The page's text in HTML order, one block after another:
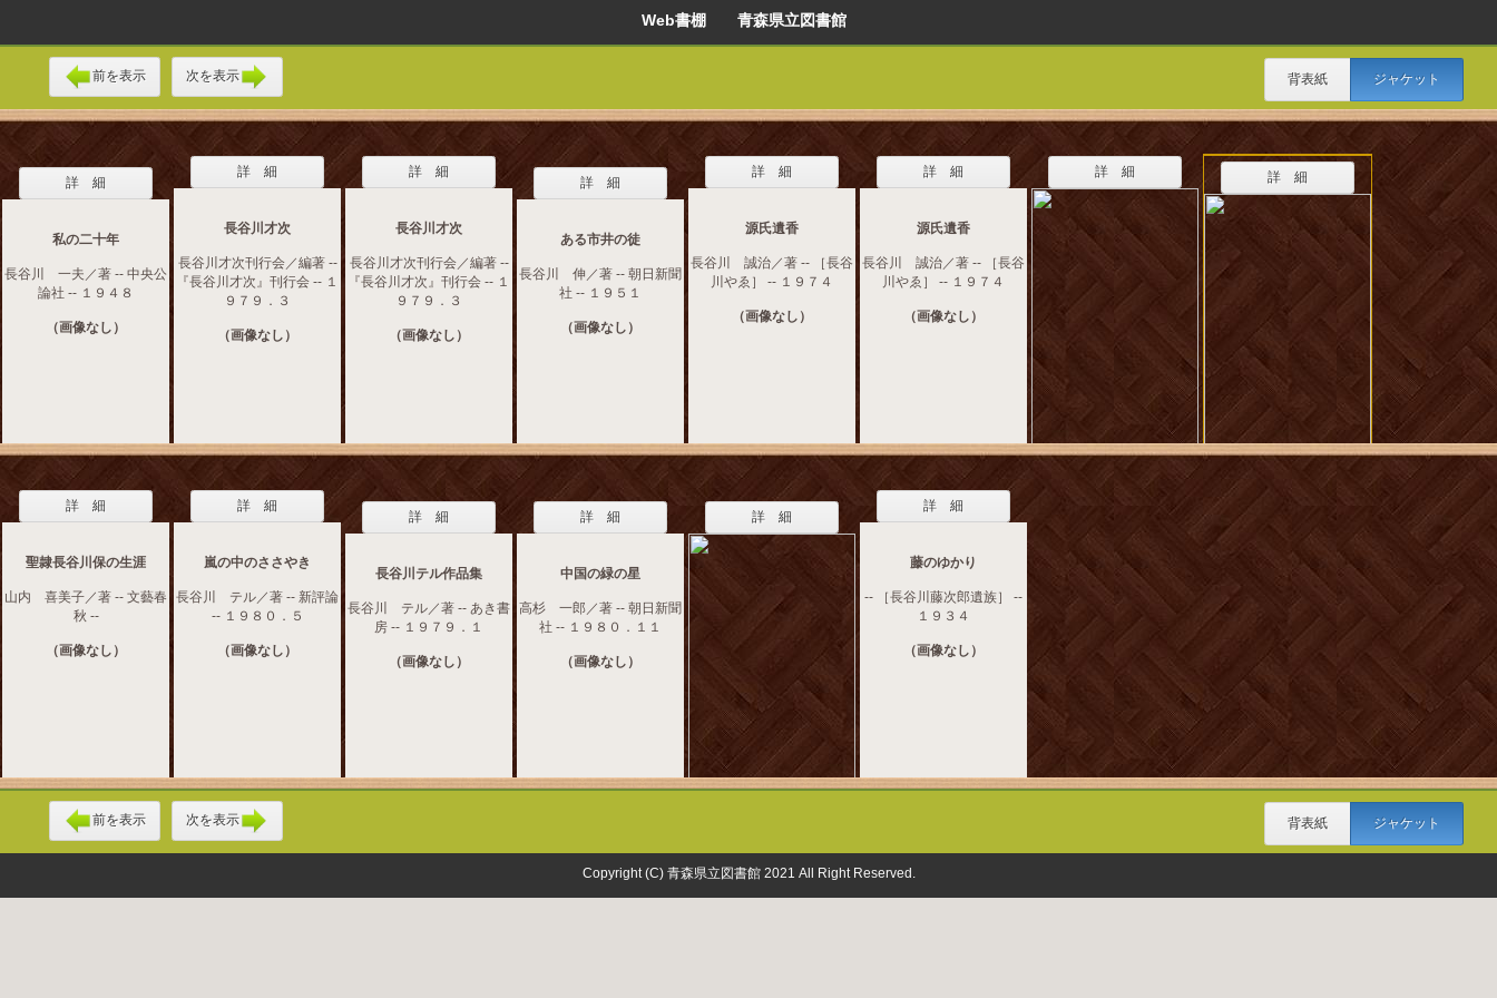
Web書棚 青森県立図書館
前を表示 次を表示 背表紙 ジャケット
詳 細
私の二十年
長谷川 一夫／著 -- 中央公
論社 -- １９４８
（画像なし）
詳 細
長谷川才次
長谷川才次刊行会／編著 --
『長谷川才次』刊行会 -- １
９７９．３
（画像なし）
詳 細
長谷川才次
長谷川才次刊行会／編著 --
『長谷川才次』刊行会 -- １
９７９．３
（画像なし）
詳 細
ある市井の徒
長谷川 伸／著 -- 朝日新聞
社 -- １９５１
（画像なし）
詳 細
源氏遺香
長谷川 誠治／著 -- ［長谷
川やゑ］ -- １９７４
（画像なし）
詳 細
源氏遺香
長谷川 誠治／著 -- ［長谷
川やゑ］ -- １９７４
（画像なし）
詳 細 詳 細
詳 細
聖隷長谷川保の生涯
山内 喜美子／著 -- 文藝春
秋 --
（画像なし）
詳 細
嵐の中のささやき
長谷川 テル／著 -- 新評論
-- １９８０．５
（画像なし）
詳 細
長谷川テル作品集
長谷川 テル／著 -- あき書
房 -- １９７９．１
（画像なし）
詳 細
中国の緑の星
高杉 一郎／著 -- 朝日新聞
社 -- １９８０．１１
（画像なし）
詳 細
詳 細
藤のゆかり
-- ［長谷川藤次郎遺族］ --
１９３４
（画像なし）
前を表示 次を表示 背表紙 ジャケット
Copyright (C) 青森県立図書館 2021 All Right Reserved.